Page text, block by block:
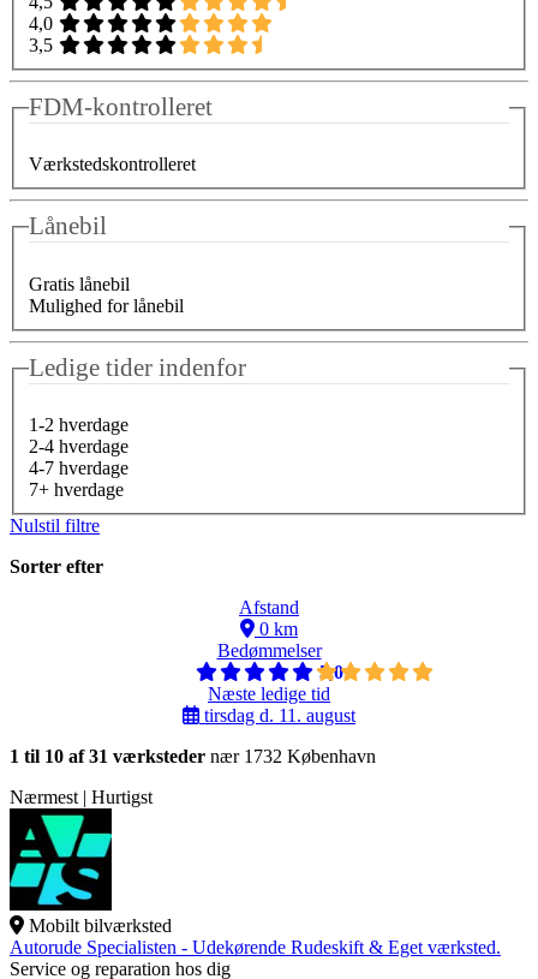
4,0
3,5
FDM-kontrolleret
Værkstedskontrolleret
Lånebil
Gratis lånebil
Mulighed for lånebil
Ledige tider indenfor
1-2 hverdage
2-4 hverdage
4-7 hverdage
7+ hverdage
Nulstil filtre
Sorter efter
Afstand
0 km
Bedømmelser
5,0
Næste ledige tid
tirsdag d. 11. august
1 til 10 af 31 værksteder nær 1732 København
Nærmest | Hurtigst
Mobilt bilværksted
Autorude Specialisten - Udekørende Rudeskift & Eget værksted.
Service og reparation hos dig